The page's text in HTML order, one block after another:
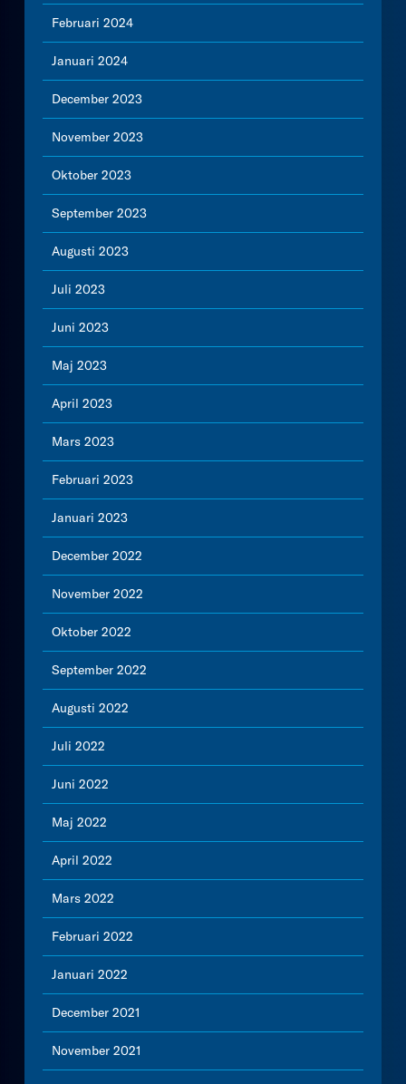
Februari 2024
Januari 2024
December 2023
November 2023
Oktober 2023
September 2023
Augusti 2023
Juli 2023
Juni 2023
Maj 2023
April 2023
Mars 2023
Februari 2023
Januari 2023
December 2022
November 2022
Oktober 2022
September 2022
Augusti 2022
Juli 2022
Juni 2022
Maj 2022
April 2022
Mars 2022
Februari 2022
Januari 2022
December 2021
November 2021